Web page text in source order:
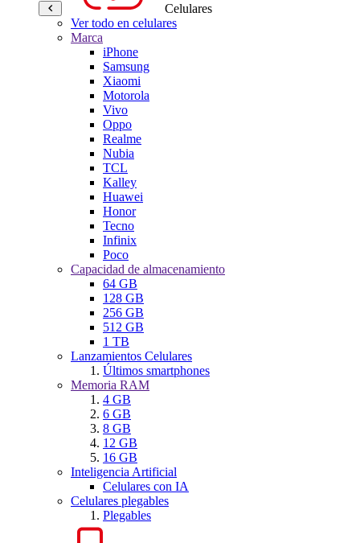
Celulares
Ver todo en celulares
Marca
iPhone
Samsung
Xiaomi
Motorola
Vivo
Oppo
Realme
Nubia
TCL
Kalley
Huawei
Honor
Tecno
Infinix
Poco
Capacidad de almacenamiento
64 GB
128 GB
256 GB
512 GB
1 TB
Lanzamientos Celulares
Últimos smartphones
Memoria RAM
4 GB
6 GB
8 GB
12 GB
16 GB
Inteligencia Artificial
Celulares con IA
Celulares plegables
Plegables